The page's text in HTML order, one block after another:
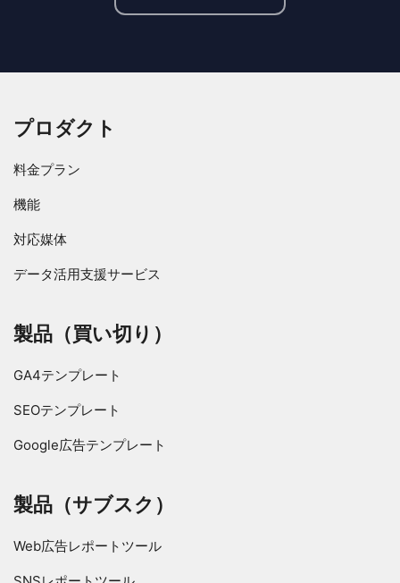
プロダクト
料金プラン
機能
対応媒体
データ活用支援サービス
製品（買い切り）
GA4テンプレート
SEOテンプレート
Google広告テンプレート
製品（サブスク）
Web広告レポートツール